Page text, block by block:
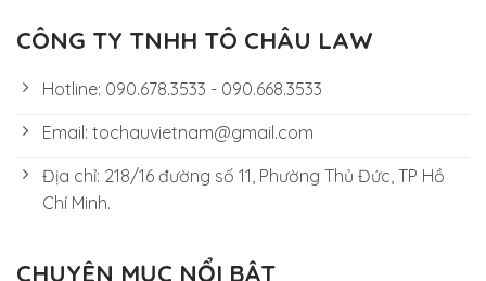
CÔNG TY TNHH TÔ CHÂU LAW
Hotline: 090.678.3533 - 090.668.3533
Email: tochauvietnam@gmail.com
Địa chỉ: 218/16 đường số 11, Phường Thủ Đức, TP Hồ
Chí Minh.
CHUYÊN MỤC NỔI BẬT